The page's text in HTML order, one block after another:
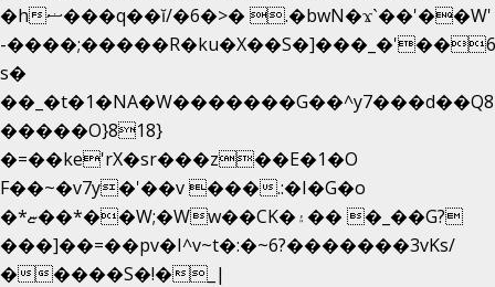
�hޟ���q��ĭ/�6�>� .�bwN�ϫˋ��'��W'
-
s�
�����O}818}
�=��ke'rX�sr���z��E�1�O
F��~�v7y�'��v ���.:�I�G�o
�*ޏ��*��W;�Ww��CK�۽�� �_��G?
���]��=��pv�I^v~t�:�~6?�������3vΚs/
�����S�!�_|